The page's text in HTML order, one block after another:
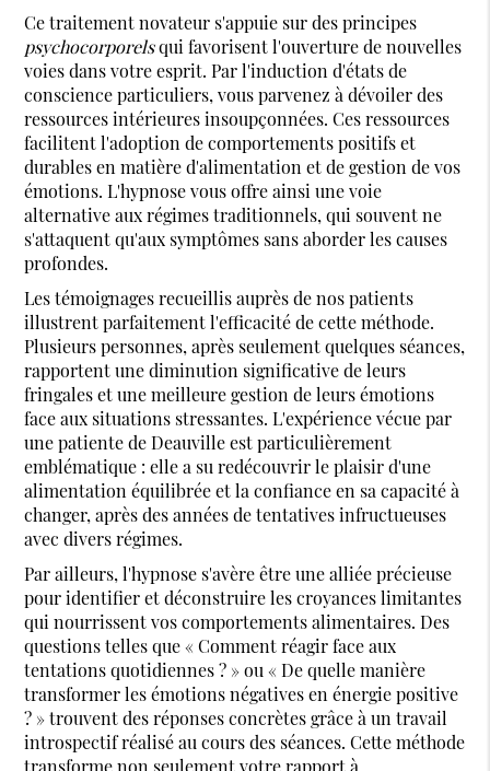
Ce traitement novateur s'appuie sur des principes
psychocorporelsqui favorisent l'ouverture de nouvelles
voies dans votre esprit. Par l'induction d'états de
conscience particuliers, vous parvenez à dévoiler des
ressources intérieures insoupçonnées. Ces ressources
facilitent l'adoption de comportements positifs et
durables en matière d'alimentation et de gestion de vos
émotions. L'hypnose vous offre ainsi une voie
alternative aux régimes traditionnels, qui souvent ne
s'attaquent qu'aux symptômes sans aborder les causes
profondes.
Les témoignages recueillis auprès de nos patients
illustrent parfaitement l'efficacité de cette méthode.
Plusieurs personnes, après seulement quelques séances,
rapportent une diminution significative de leurs
fringales et une meilleure gestion de leurs émotions
face aux situations stressantes. L'expérience vécue par
une patiente de Deauville est particulièrement
emblématique : elle a su redécouvrir le plaisir d'une
alimentation équilibrée et la confiance en sa capacité à
changer, après des années de tentatives infructueuses
avec divers régimes.
Par ailleurs, l'hypnose s'avère être une alliée précieuse
pour identifier et déconstruire les croyances limitantes
qui nourrissent vos comportements alimentaires. Des
questions telles que « Comment réagir face aux
tentations quotidiennes ? » ou « De quelle manière
transformer les émotions négatives en énergie positive
? » trouvent des réponses concrètes grâce à un travail
introspectif réalisé au cours des séances. Cette méthode
transforme non seulement votre rapport à